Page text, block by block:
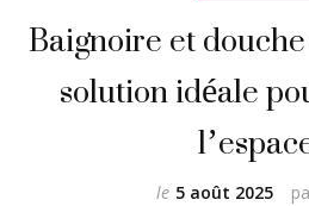
Baignoire et
solution idéale
le 5 août 2025